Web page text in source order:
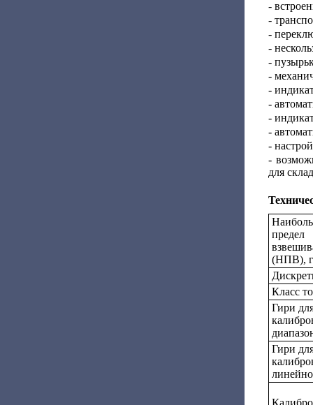
-
-
-
-
-
-
-
-
-
-
-
-
для
предел
(НПВ), г
Класс
Гири
Гири